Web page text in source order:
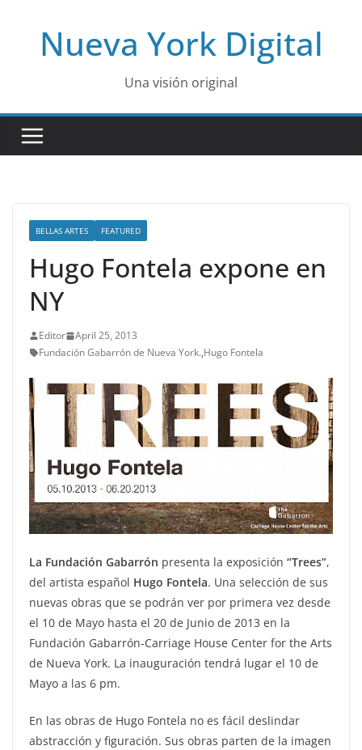
contentNueva York Digital
Una visión original
BELLAS ARTES FEATURED
Hugo Fontela expone en
NY
Editor
April 25, 2013
Fundación Gabarrón de Nueva York.,Hugo Fontela
La Fundación Gabarrón presenta la exposición “Trees”,
del artista español Hugo Fontela. Una selección de sus
nuevas obras que se podrán ver por primera vez desde
el 10 de Mayo hasta el 20 de Junio de 2013 en la
Fundación Gabarrón-Carriage House Center for the Arts
de Nueva York. La inauguración tendrá lugar el 10 de
Mayo a las 6 pm.
En las obras de Hugo Fontela no es fácil deslindar
abstracción y figuración. Sus obras parten de la imagen